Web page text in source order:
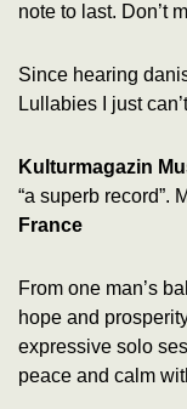
note to last. Don’t
Since hearing
Lullabies I just
Kulturmagazin
“a superb record”.
France
From one man’s
hope and
expressive solo
peace and calm